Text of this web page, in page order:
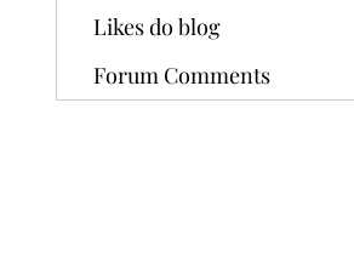
Likes do blog
Forum Comments